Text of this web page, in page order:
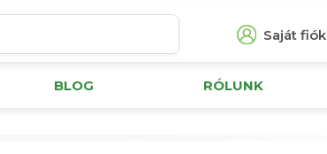
Saját fiók
BLOG RÓLUNK